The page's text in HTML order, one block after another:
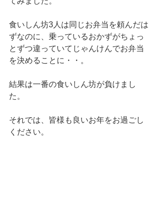
食いしん坊3人は同じお弁当を頼んだは
ずなのに、乗っているおかずがちょっ
とずつ違っていてじゃんけんでお弁当
を決めることに・・。
結果は一番の食いしん坊が負けまし
た。
それでは、皆様も良いお年をお過ごし
ください。